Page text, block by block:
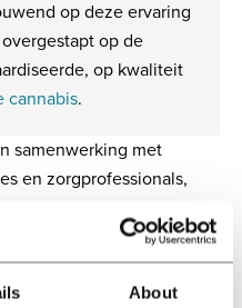
About
op deze ervaring
op de
op kwaliteit
cannabis.
samenwerking met
en zorgprofessionals,
testmethodes zijn
bereiken: